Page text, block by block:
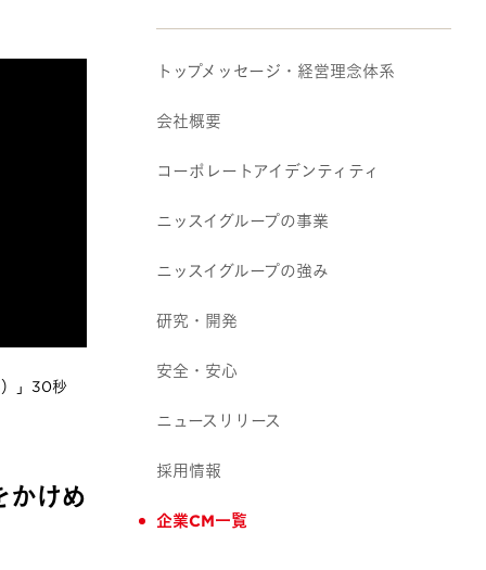
」30秒
けめ
トップメッセージ・経営理念体系
会社概要
コーポレートアイデンティティ
ニッスイグループの事業
ニッスイグループの強み
研究・開発
安全・安心
ニュースリリース
採用情報
企業CM一覧